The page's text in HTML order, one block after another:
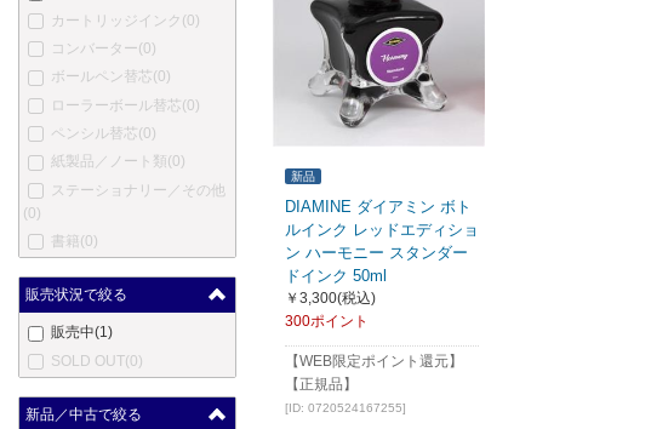
新品
DIAMINE ダイアミン ボト
ルインク レッドエディショ
ン ハーモニー スタンダー
ドインク 50ml
￥3,300(税込)
300ポイント
【WEB限定ポイント還元】
【正規品】
[ID: 0720524167255]
カートリッジインク (0)
コンバーター(0)
ボールペン替芯(0)
ローラーボール替芯(0)
ペンシル替芯(0)
紙製品／ノート類(0)
ステーショナリー／その他
(0)
書籍(0)
販売状況で絞る
販売中(1)
SOLD OUT(0)
新品／中古で絞る